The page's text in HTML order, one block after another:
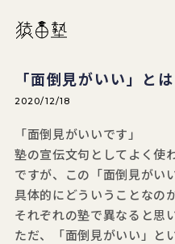
猿田塾
「面倒見がいい」とは
2020/12/18
「面倒見がいいです」
塾の宣伝文句としてよく使
ですが、この「面倒見がい
具体的にどういうことなのか
それぞれの塾で異なると思
ただ、「面倒見がいい」と